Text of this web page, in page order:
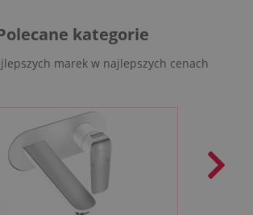
kategorie
marek w najlepszych cenach